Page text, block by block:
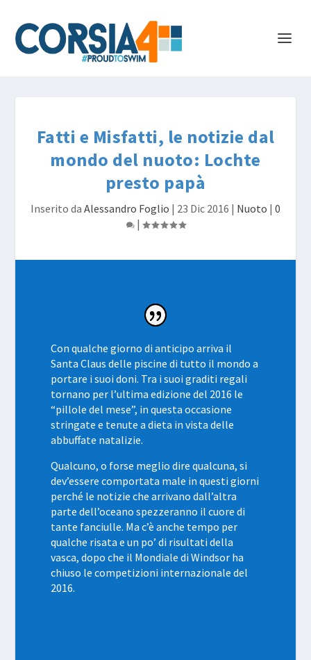
Fatti e Misfatti, le notizie dal
mondo del nuoto: Lochte
presto papà
Inserito da Alessandro Foglio | 23 Dic 2016 | Nuoto | 0
|
Con qualche giorno di anticipo arriva il
Santa Claus delle piscine di tutto il mondo a
portare i suoi doni. Tra i suoi graditi regali
tornano per l’ultima edizione del 2016 le
“pillole del mese”, in questa occasione
stringate e tenute a dieta in vista delle
abbuffate natalizie.
Qualcuno, o forse meglio dire qualcuna, si
dev’essere comportata male in questi giorni
perché le notizie che arrivano dall’altra
parte dell’oceano spezzeranno il cuore di
tante fanciulle. Ma c’è anche tempo per
qualche risata e un po’ di risultati della
vasca, dopo che il Mondiale di Windsor ha
chiuso le competizioni internazionale del
2016.